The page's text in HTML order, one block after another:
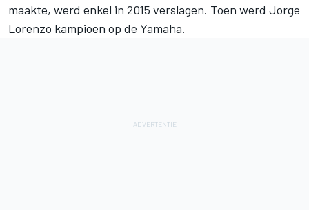
maakte, werd enkel in 2015 verslagen. Toen werd Jorge
Lorenzo kampioen op de Yamaha.